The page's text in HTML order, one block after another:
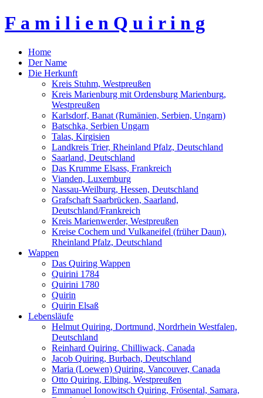
F a m i l i e n Q u i r i n g
Home
Der Name
Die Herkunft
Kreis Stuhm, Westpreußen
Kreis Marienburg mit Ordensburg Marienburg,
Westpreußen
Karlsdorf, Banat (Rumänien, Serbien, Ungarn)
Batschka, Serbien Ungarn
Talas, Kirgisien
Landkreis Trier, Rheinland Pfalz, Deutschland
Saarland, Deutschland
Das Krumme Elsass, Frankreich
Vianden, Luxemburg
Nassau-Weilburg, Hessen, Deutschland
Grafschaft Saarbrücken, Saarland,
Deutschland/Frankreich
Kreis Marienwerder, Westpreußen
Kreise Cochem und Vulkaneifel (früher Daun),
Rheinland Pfalz, Deutschland
Wappen
Das Quiring Wappen
Quirini 1784
Quirini 1780
Quirin
Quirin Elsaß
Lebensläufe
Helmut Quiring, Dortmund, Nordrhein Westfalen,
Deutschland
Reinhard Quiring, Chilliwack, Canada
Jacob Quiring, Burbach, Deutschland
Maria (Loewen) Quiring, Vancouver, Canada
Otto Quiring, Elbing, Westpreußen
Emmanuel Ionowitsch Quiring, Frösental, Samara,